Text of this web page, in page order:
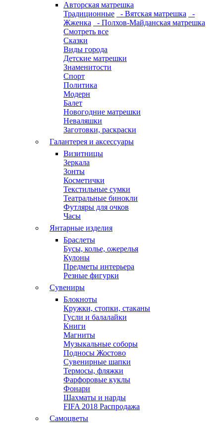
Авторская матрешка
Традиционные
- Вятская матрешка
-
Жженка
- Полхов-Майданская матрешка
Смотреть все
Сказки
Виды города
Детские матрешки
Знаменитости
Спорт
Политика
Модерн
Балет
Новогодние матрешки
Неваляшки
Заготовки, раскраски
Галантерея и аксессуары
Визитницы
Зеркала
Зонты
Косметички
Текстильные сумки
Театральные бинокли
Футляры для очков
Часы
Янтарные изделия
Браслеты
Бусы, колье, ожерелья
Кулоны
Предметы интерьера
Резные фигурки
Сувениры
Блокноты
Кружки, стопки, стаканы
Гусли и балалайки
Книги
Магниты
Музыкальные соборы
Подносы Жостово
Сувенирные шапки
Термосы, фляжки
Фарфоровые куклы
Фонари
Шахматы и нарды
FIFA 2018 Распродажа
Самоцветы